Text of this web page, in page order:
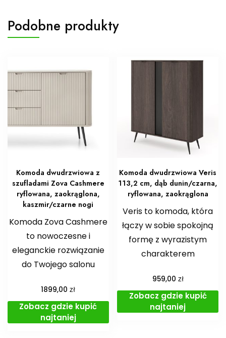
Podobne produkty
Komoda dwudrzwiowa z
szufladami Zova Cashmere
ryflowana, zaokrąglona,
kaszmir/czarne nogi
Komoda Zova Cashmere
to nowoczesne i
eleganckie rozwiązanie
do Twojego salonu
1899,00zł
Zobacz gdzie kupić
najtaniej
Komoda dwudrzwiowa Veris
113,2 cm, dąb dunin/czarna,
ryflowana, zaokrąglona
Veris to komoda, która
łączy w sobie spokojną
formę z wyrazistym
charakterem
959,00 zł
Zobacz gdzie kupić
najtaniej